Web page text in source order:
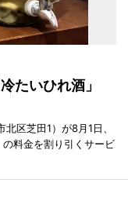
たいひれ酒」
区芝田1）が8月1日、
料金を割り引くサービ